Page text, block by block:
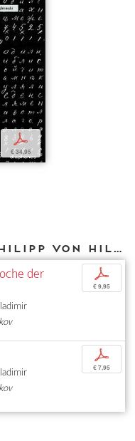
p
€ 34,95
Weitere Texte von Philipp von Hilgers bei DIAPHANES
der p
€ 9,95
p
€ 7,95